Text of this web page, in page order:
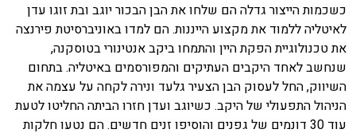
כשכמות הייצור גדלה הם שלחו את הבן הבכור יוגב ובת זוגו עדן
לאיטליה ללמוד את מקצוע הייננות. הם למדו באוניברסיטת פירנצה
את טכנולוגיית הפקת היין והתמחו ביקב אנטינורי בטוסקנה,
שנחשב לאחד היקבים העתיקים והמפורסמים באיטליה. בתחום
השיווק, החל לעסוק הבן הצעיר גלעד ונירה לקחה על עצמה את
הניהול התפעולי של היקב. כשיוגב ועדן חזרו הביתה החליטו לטעת
עוד 30 דונמים של גפנים והוסיפו זנים חדשים. הם נטעו חלקות